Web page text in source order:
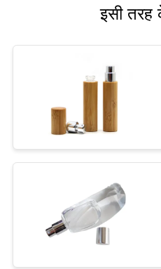
समाचार
उद्धरण
इसी तरह